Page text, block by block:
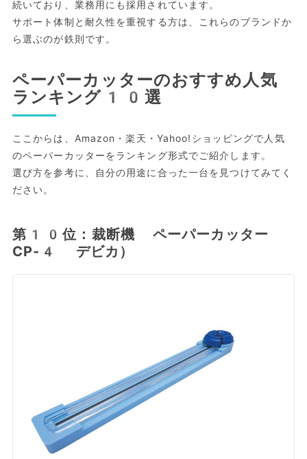
続いており、業務用にも採用されています。
サポート体制と耐久性を重視する方は、これらのブランドか
ら選ぶのが鉄則です。
ペーパーカッターのおすすめ人気
ランキング10選
ここからは、Amazon・楽天・Yahoo!ショッピングで人気
のペーパーカッターをランキング形式でご紹介します。
選び方を参考に、自分の用途に合った一台を見つけてみてく
ださい。
第10位：裁断機 ペーパーカッター
CP-4 デビカ）